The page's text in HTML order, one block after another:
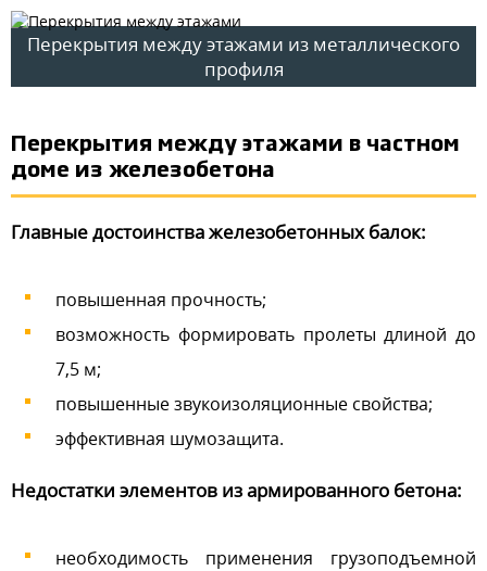
Перекрытия между этажами из металлического
профиля
Перекрытия между этажами в частном
доме из железобетона
Главные достоинства железобетонных балок:
повышенная прочность;
возможность формировать пролеты длиной до
7,5 м;
повышенные звукоизоляционные свойства;
эффективная шумозащита.
Недостатки элементов из армированного бетона:
необходимость применения грузоподъемной